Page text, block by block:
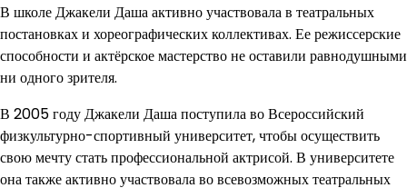
В школе Джакели Даша активно участвовала в театральных
постановках и хореографических коллективах. Ее режиссерские
способности и актёрское мастерство не оставили равнодушными
ни одного зрителя.
В 2005 году Джакели Даша поступила во Всероссийский
физкультурно-спортивный университет, чтобы осуществить
свою мечту стать профессиональной актрисой. В университете
она также активно участвовала во всевозможных театральных